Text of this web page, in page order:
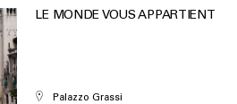
LE MONDE VOUS APPARTIENT
Palazzo Grassi